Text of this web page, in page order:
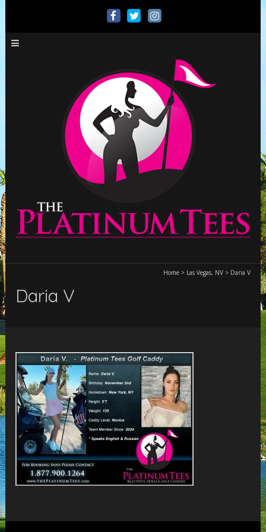
Home> Las Vegas, NV> Daria V
Daria V